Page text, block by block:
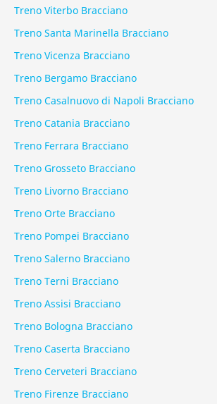
Treno Viterbo Bracciano
Treno Santa Marinella Bracciano
Treno Vicenza Bracciano
Treno Bergamo Bracciano
Treno Casalnuovo di Napoli Bracciano
Treno Catania Bracciano
Treno Ferrara Bracciano
Treno Grosseto Bracciano
Treno Livorno Bracciano
Treno Orte Bracciano
Treno Pompei Bracciano
Treno Salerno Bracciano
Treno Terni Bracciano
Treno Assisi Bracciano
Treno Bologna Bracciano
Treno Caserta Bracciano
Treno Cerveteri Bracciano
Treno Firenze Bracciano